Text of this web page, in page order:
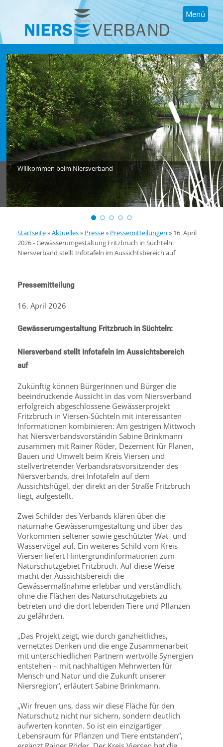
Menü
Willkommen beim Niersverband
Startseite»Aktuelles» Presse» Pressemitteilungen » 16. April
2026 - Gewässerumgestaltung Fritzbruch in Süchteln:
Niersverband stellt Infotafeln im Aussichtsbereich auf
Pressemitteilung
16. April 2026
Gewässerumgestaltung Fritzbruch in Süchteln:
Niersverband stellt Infotafeln im Aussichtsbereich
auf
Zukünftig können Bürgerinnen und Bürger die
beeindruckende Aussicht in das vom Niersverband
erfolgreich abgeschlossene Gewässerprojekt
Fritzbruch in Viersen-Süchteln mit interessanten
Informationen kombinieren: Am gestrigen Mittwoch
hat Niersverbandsvorständin Sabine Brinkmann
zusammen mit Rainer Röder, Dezernent für Planen,
Bauen und Umwelt beim Kreis Viersen und
stellvertretender Verbandsratsvorsitzender des
Niersverbands, drei Infotafeln auf dem
Aussichtshügel, der direkt an der Straße Fritzbruch
liegt, aufgestellt.
Zwei Schilder des Verbands klären über die
naturnahe Gewässerumgestaltung und über das
Vorkommen seltener sowie geschützter Wat- und
Wasservögel auf. Ein weiteres Schild vom Kreis
Viersen liefert Hintergrundinformationen zum
Naturschutzgebiet Fritzbruch. Auf diese Weise
macht der Aussichtsbereich die
Gewässermaßnahme erlebbar und verständlich,
ohne die Flächen des Naturschutzgebiets zu
betreten und die dort lebenden Tiere und Pflanzen
zu gefährden.
„Das Projekt zeigt, wie durch ganzheitliches,
vernetztes Denken und die enge Zusammenarbeit
mit unterschiedlichen Partnern wertvolle Synergien
entstehen – mit nachhaltigen Mehrwerten für
Mensch und Natur und die Zukunft unserer
Niersregion“, erläutert Sabine Brinkmann.
„Wir freuen uns, dass wir diese Fläche für den
Naturschutz nicht nur sichern, sondern deutlich
aufwerten konnten. So ist ein einzigartiger
Lebensraum für Pflanzen und Tiere entstanden“,